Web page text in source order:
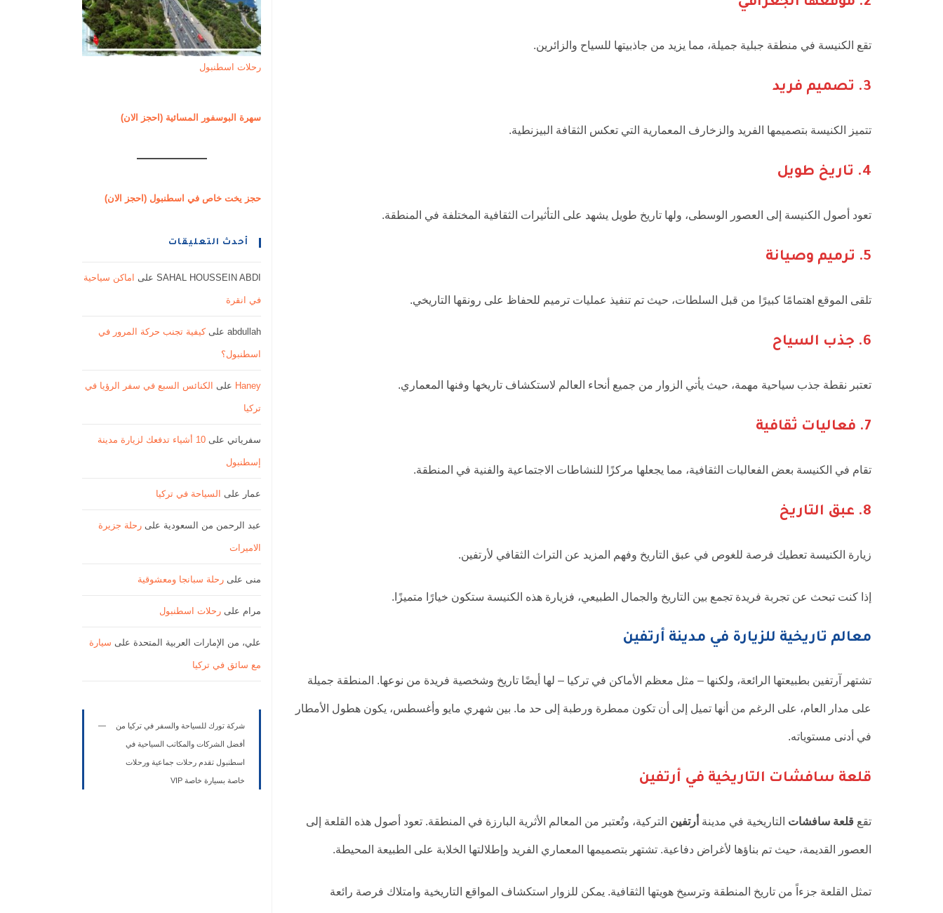
تقع الكنيسة في منطقة جبلية جميلة، مما يزيد من جاذبيتها للسياح والزائرين.
3. تصميم فريد
تتميز الكنيسة بتصميمها الفريد والزخارف المعمارية التي تعكس الثقافة البيزنطية.
4. تاريخ طويل
تعود أصول الكنيسة إلى العصور الوسطى، ولها تاريخ طويل يشهد على التأثيرات الثقافية المختلفة في المنطقة.
5. ترميم وصيانة
تلقى الموقع اهتمامًا كبيرًا من قبل السلطات، حيث تم تنفيذ عمليات ترميم للحفاظ على رونقها التاريخي.
6. جذب السياح
تعتبر نقطة جذب سياحية مهمة، حيث يأتي الزوار من جميع أنحاء العالم لاستكشاف تاريخها وفنها المعماري.
7. فعاليات ثقافية
تقام في الكنيسة بعض الفعاليات الثقافية، مما يجعلها مركزًا للنشاطات الاجتماعية والفنية في المنطقة.
8. عبق التاريخ
زيارة الكنيسة تعطيك فرصة للغوص في عبق التاريخ وفهم المزيد عن التراث الثقافي لأرتفين.
إذا كنت تبحث عن تجربة فريدة تجمع بين التاريخ والجمال الطبيعي، فزيارة هذه الكنيسة ستكون خيارًا متميزًا.
معالم تاريخية للزيارة في مدينة أرتفين
تشتهر آرتفين بطبيعتها الرائعة، ولكنها – مثل معظم الأماكن في تركيا – لها أيضًا تاريخ وشخصية فريدة من نوعها. المنطقة جميلة
على مدار العام، على الرغم من أنها تميل إلى أن تكون ممطرة ورطبة إلى حد ما. بين شهري مايو وأغسطس، يكون هطول الأمطار
في أدنى مستوياته.
قلعة سافشات التاريخية في أرتفين
تقع قلعة سافشات التاريخية في مدينة أرتفين التركية، وتُعتبر من المعالم الأثرية البارزة في المنطقة. تعود أصول هذه القلعة إلى
العصور القديمة، حيث تم بناؤها لأغراض دفاعية. تشتهر بتصميمها المعماري الفريد وإطلالتها الخلابة على الطبيعة المحيطة.
تمثل القلعة جزءاً من تاريخ المنطقة وترسيخ هويتها الثقافية. يمكن للزوار استكشاف المواقع التاريخية وامتلاك فرصة رائعة
رحلات اسطنبول
سهرة البوسفور المسائية (احجز الان)
حجز يخت خاص في اسطنبول (احجز الان)
أحدث التعليقات
SAHAL HOUSSEIN ABDI على اماكن سياحية
في انقرة
abdullah علىكيفية تجنب حركة المرور في
اسطنبول؟
Haney على الكنائس السبع في سفر الرؤيا في
تركيا
سفرياتي على 10 أشياء تدفعك لزيارة مدينة
إسطنبول
عمار على السياحة في تركيا
عبد الرحمن من السعودية على رحلة جزيرة
الاميرات
منى على رحلة سبانجا ومعشوقية
مرام على رحلات اسطنبول
علي، من الإمارات العربية المتحدة على سيارة
مع سائق في تركيا
شركة تورك للسياحة والسفر في تركيا من
أفضل الشركات والمكاتب السياحية في
اسطنبول تقدم رحلات جماعية ورحلات
خاصة بسيارة خاصة VIP